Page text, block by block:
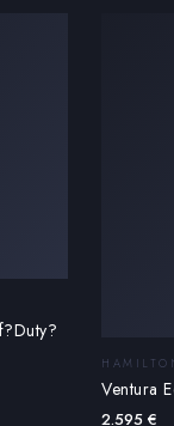
Ventura
2.595 €